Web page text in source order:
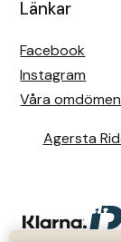
Länkar
Facebook
Instagram
Våra omdömen
Agersta
Lippo
Lysi Ehf
Metalab
Mountain